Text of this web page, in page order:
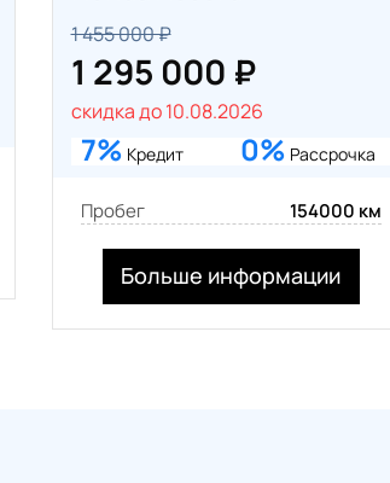
1 455 000 ₽
1 295 000 ₽
скидка до 10.08.2026
7% Кредит 0% Рассрочка
Пробег 154000 км
Больше информации